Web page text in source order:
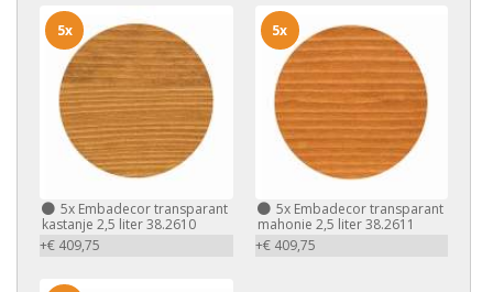
5x Embadecor transparant
kastanje 2,5 liter 38.2610
+€ 409,75
5x
5xEmbadecor transparant
mahonie 2,5 liter 38.2611
+€ 409,75
5x